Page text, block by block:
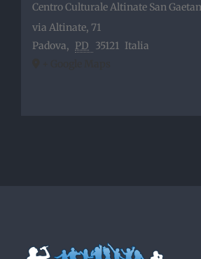
Centro Culturale Altinate San
via Altinate, 71
Padova, PD 35121 Italia